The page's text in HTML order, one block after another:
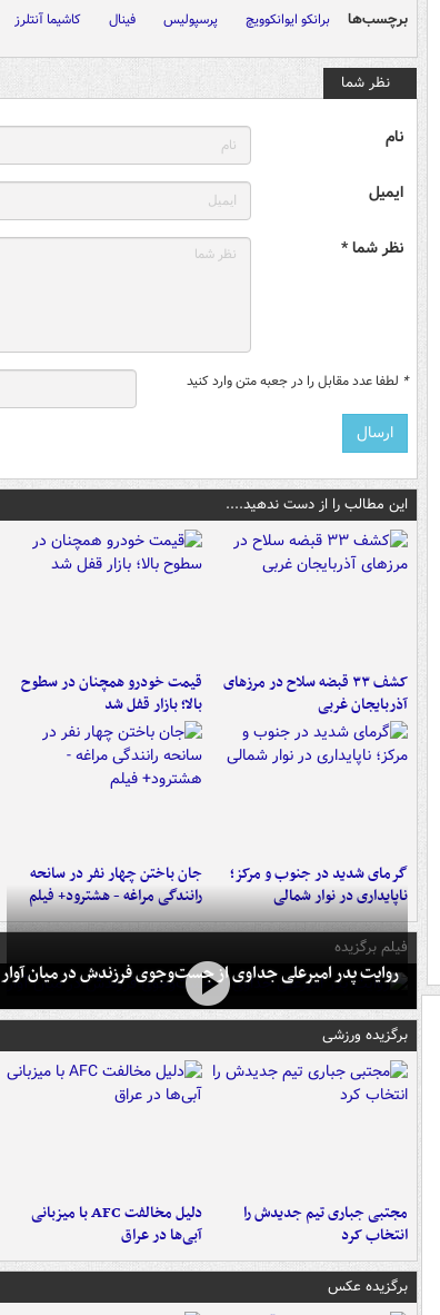
برچسب‌ها برانکو ایوانکوویچ پرسپولیس فینال کاشیما آنتلرز
نظر شما
نام
ایمیل
نظر شما *
* لطفا عدد مقابل را در جعبه متن وارد کنید
این مطالب را از دست ندهید....
کشف ۳۳ قبضه سلاح در مرزهای
آذربایجان غربی
قیمت خودرو همچنان در سطوح
بالا؛ بازار قفل شد
گرمای شدید در جنوب و مرکز؛
ناپایداری در نوار شمالی
جان باختن چهار نفر در سانحه
رانندگی مراغه - هشترود+ فیلم
فیلم برگزیده
روایت پدر امیرعلی جداوی از جست‌وجوی فرزندش در میان آوار
برگزیده ورزشی
مجتبی جباری تیم جدیدش را
انتخاب کرد
دلیل مخالفت AFC با میزبانی
آبی‌ها در عراق
برگزیده عکس